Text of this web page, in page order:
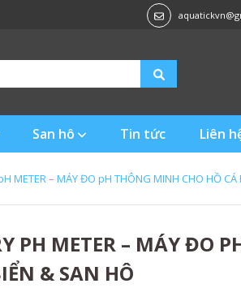
San hô Tin tức Liên
METER – MÁY ĐO pH THÔNG MINH CHO HỒ CÁ
PH METER – MÁY ĐO
& SAN HÔ